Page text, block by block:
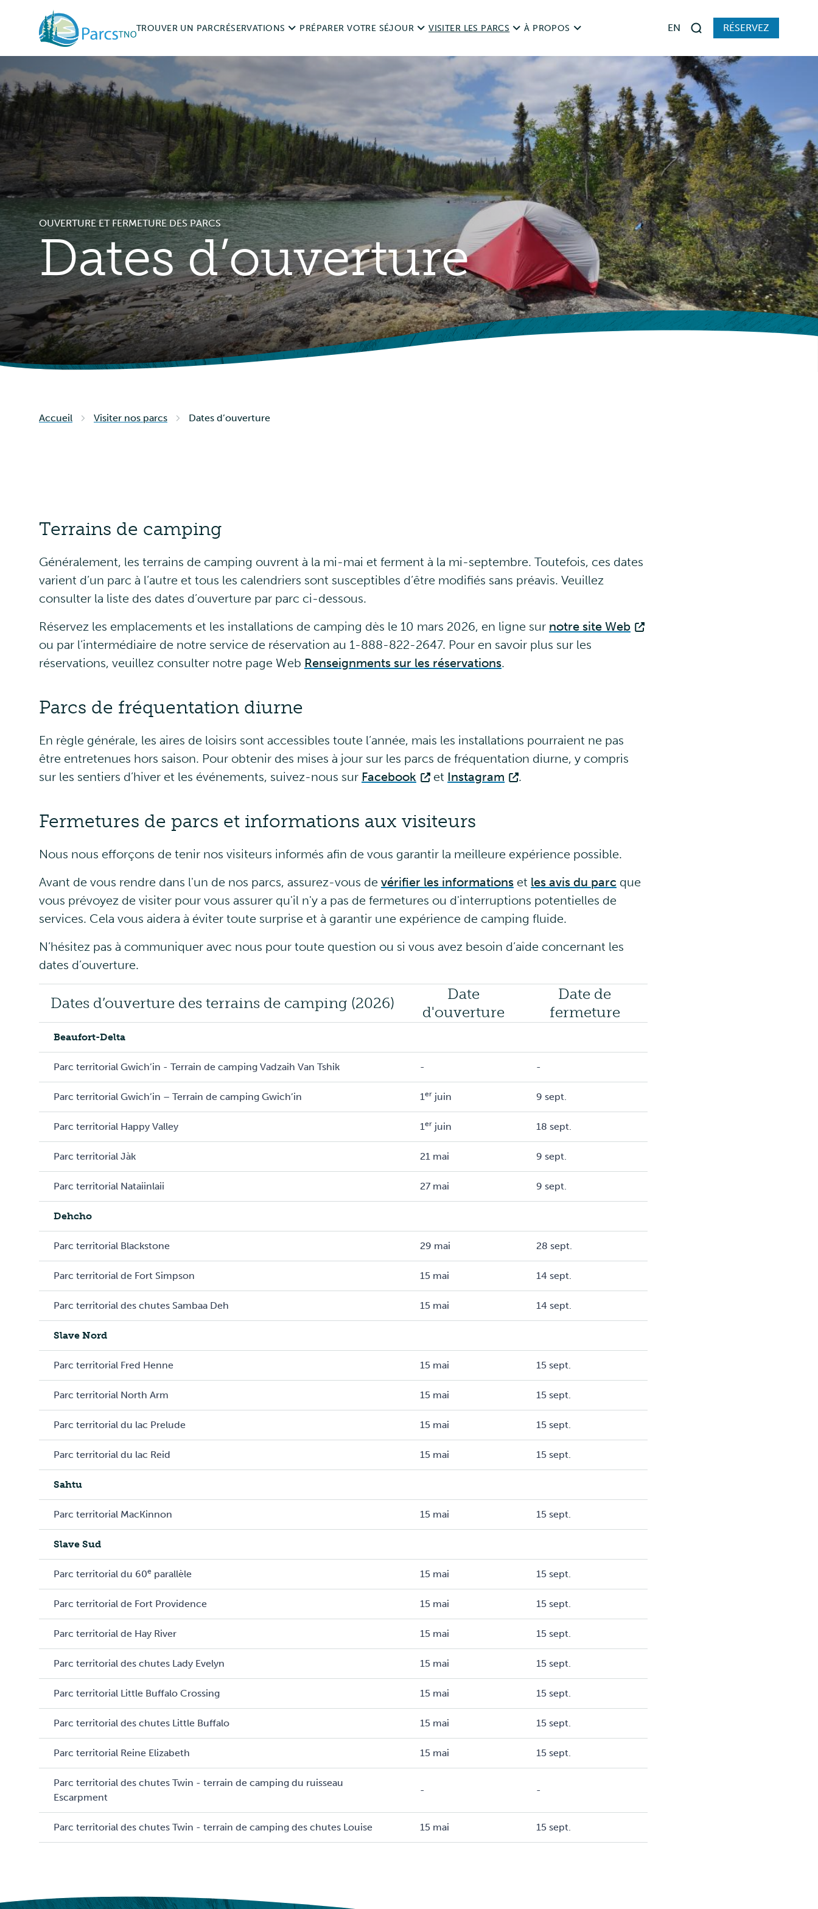
TROUVER UN PARCRÉSERVATIONS
Renseignements sur les réservations
Annulations et remboursements
RÉSERVEZ
PRÉPARER VOTRE SÉJOUR
Visiter de manière responsable
Animaux de compagnie dans les parcs
Chasse et pêche
Accessibilité
Ressources
VISITER LES PARCS
Dates d’ouverture
Règlements
Aires de loisirs
Camping
Événements privés et spéciaux
Utilisation à des fins commerciales
Abris pour pique-nique
À PROPOS
Législation
Sondages auprès des visiteurs et rapports
Nous joindre
EN
Rechercher
RÉSERVEZ
OUVERTURE ET FERMETURE DES PARCS
Dates d’ouverture
Accueil Visiter nos parcs Dates d’ouverture
Terrains de camping
Généralement, les terrains de camping ouvrent à la mi-mai et ferment à la mi-septembre. Toutefois, ces dates
varient d’un parc à l’autre et tous les calendriers sont susceptibles d’être modifiés sans préavis. Veuillez
consulter la liste des dates d’ouverture par parc ci-dessous.
Réservez les emplacements et les installations de camping dès le 10 mars 2026, en ligne sur notre site Web
ou par l’intermédiaire de notre service de réservation au 1-888-822-2647. Pour en savoir plus sur les
réservations, veuillez consulter notre page Web Renseignments sur les réservations.
Parcs de fréquentation diurne
En règle générale, les aires de loisirs sont accessibles toute l’année, mais les installations pourraient ne pas
être entretenues hors saison. Pour obtenir des mises à jour sur les parcs de fréquentation diurne, y compris
sur les sentiers d’hiver et les événements, suivez-nous sur Facebook et Instagram .
Fermetures de parcs et informations aux visiteurs
Nous nous efforçons de tenir nos visiteurs informés afin de vous garantir la meilleure expérience possible.
Avant de vous rendre dans l'un de nos parcs, assurez-vous de vérifier les informations et les avis du parc que
vous prévoyez de visiter pour vous assurer qu'il n'y a pas de fermetures ou d'interruptions potentielles de
services. Cela vous aidera à éviter toute surprise et à garantir une expérience de camping fluide.
N’hésitez pas à communiquer avec nous pour toute question ou si vous avez besoin d’aide concernant les
dates d’ouverture.
Dates d’ouverture des terrains de camping (2026)
Date
d'ouverture
Date de
fermeture
Beaufort-Delta
Parc territorial Gwich’in - Terrain de camping Vadzaih Van Tshik - -
Parc territorial Gwich’in – Terrain de camping Gwich’in 1 er juin 9 sept.
Parc territorial Happy Valley 1 er juin 18 sept.
Parc territorial Jàk 21 mai 9 sept.
Parc territorial Nataiinlaii 27 mai 9 sept.
Dehcho
Parc territorial Blackstone 29 mai 28 sept.
Parc territorial de Fort Simpson 15 mai 14 sept.
Parc territorial des chutes Sambaa Deh 15 mai 14 sept.
Slave Nord
Parc territorial Fred Henne 15 mai 15 sept.
Parc territorial North Arm 15 mai 15 sept.
Parc territorial du lac Prelude 15 mai 15 sept.
Parc territorial du lac Reid 15 mai 15 sept.
Sahtu
Parc territorial MacKinnon 15 mai 15 sept.
Slave Sud
Parc territorial du 60e parallèle 15 mai 15 sept.
Parc territorial de Fort Providence 15 mai 15 sept.
Parc territorial de Hay River 15 mai 15 sept.
Parc territorial des chutes Lady Evelyn 15 mai 15 sept.
Parc territorial Little Buffalo Crossing 15 mai 15 sept.
Parc territorial des chutes Little Buffalo 15 mai 15 sept.
Parc territorial Reine Elizabeth 15 mai 15 sept.
Parc territorial des chutes Twin - terrain de camping du ruisseau
Escarpment
- -
Parc territorial des chutes Twin - terrain de camping des chutes Louise 15 mai 15 sept.